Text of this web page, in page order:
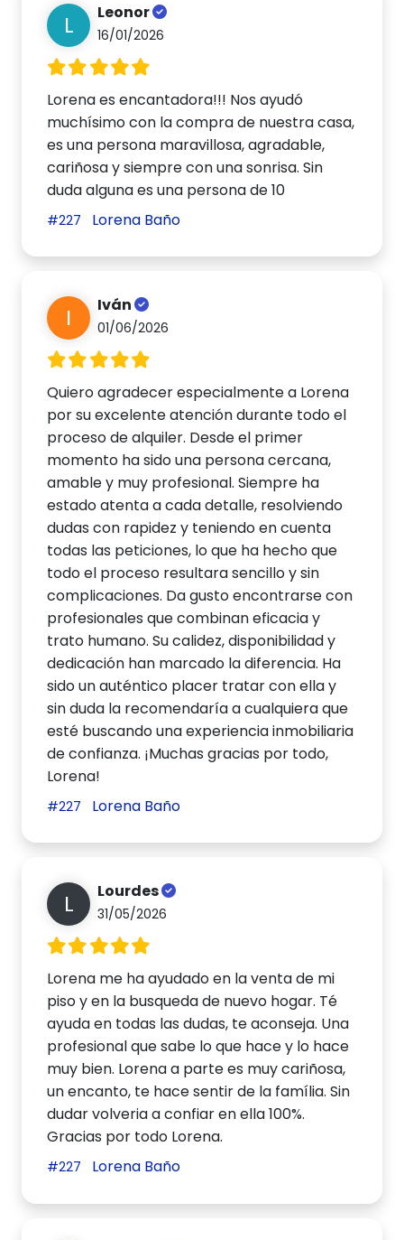
L Leonor
16/01/2026
Lorena es encantadora!!! Nos ayudó
muchísimo con la compra de nuestra casa,
es una persona maravillosa, agradable,
cariñosa y siempre con una sonrisa. Sin
duda alguna es una persona de 10
#227 Lorena Baño
I Iván
01/06/2026
Quiero agradecer especialmente a Lorena
por su excelente atención durante todo el
proceso de alquiler. Desde el primer
momento ha sido una persona cercana,
amable y muy profesional. Siempre ha
estado atenta a cada detalle, resolviendo
dudas con rapidez y teniendo en cuenta
todas las peticiones, lo que ha hecho que
todo el proceso resultara sencillo y sin
complicaciones. Da gusto encontrarse con
profesionales que combinan eficacia y
trato humano. Su calidez, disponibilidad y
dedicación han marcado la diferencia. Ha
sido un auténtico placer tratar con ella y
sin duda la recomendaría a cualquiera que
esté buscando una experiencia inmobiliaria
de confianza. ¡Muchas gracias por todo,
Lorena!
#227 Lorena Baño
L Lourdes
31/05/2026
Lorena me ha ayudado en la venta de mi
piso y en la busqueda de nuevo hogar. Té
ayuda en todas las dudas, te aconseja. Una
profesional que sabe lo que hace y lo hace
muy bien. Lorena a parte es muy cariñosa,
un encanto, te hace sentir de la família. Sin
dudar volveria a confiar en ella 100%.
Gracias por todo Lorena.
#227 Lorena Baño